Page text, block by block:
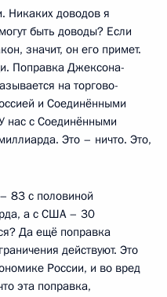
Никаких доводов я
быть доводы? Если
значит, он его примет.
Поправка Джексона-
на торгово-
и Соединёнными
нас с Соединёнными
Это – ничто. Это,
83 с половиной
а с США – 30
Да ещё поправка
действуют. Это
России, и во вред
эта поправка,